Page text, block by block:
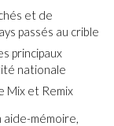
et de
passés au crible
principaux
nationale
Mix et Remix
aide-mémoire,